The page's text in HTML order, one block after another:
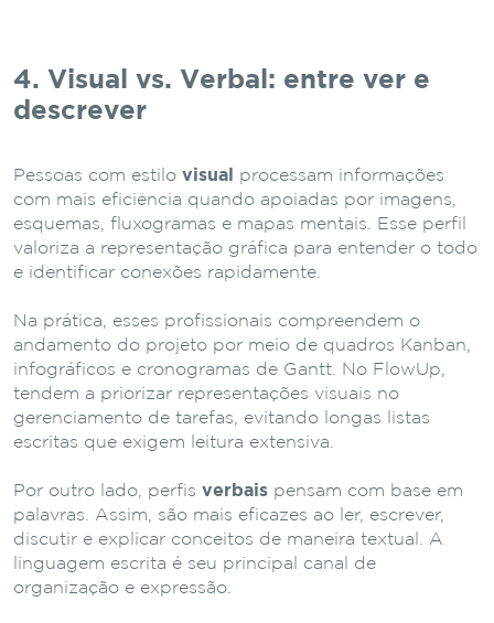
4. Visual vs. Verbal: entre ver e
descrever
Pessoas com estilo visual
processam informações
com mais eficiência quando apoiadas por imagens,
esquemas, fluxogramas e mapas mentais. Esse perfil
valoriza a representação gráfica para entender o todo
e identificar conexões rapidamente.
Na prática, esses profissionais compreendem o
andamento do projeto por meio de quadros Kanban,
infográficos e cronogramas de Gantt. No FlowUp,
tendem a priorizar representações visuais no
gerenciamento de tarefas, evitando longas listas
escritas que exigem leitura extensiva.
Por outro lado, perfis verbais pensam com base em
palavras. Assim, são mais eficazes ao ler, escrever,
discutir e explicar conceitos de maneira textual. A
linguagem escrita é seu principal canal de
organização e expressão.